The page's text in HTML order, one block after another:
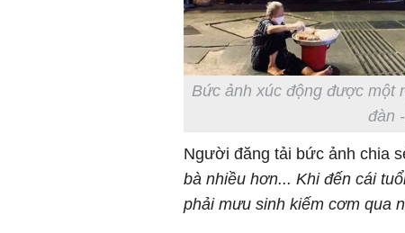
Bức ảnh xúc động được một
đàn
Người đăng tải bức ảnh chia
bà nhiều hơn... Khi đến cái
phải mưu sinh kiếm cơm qua